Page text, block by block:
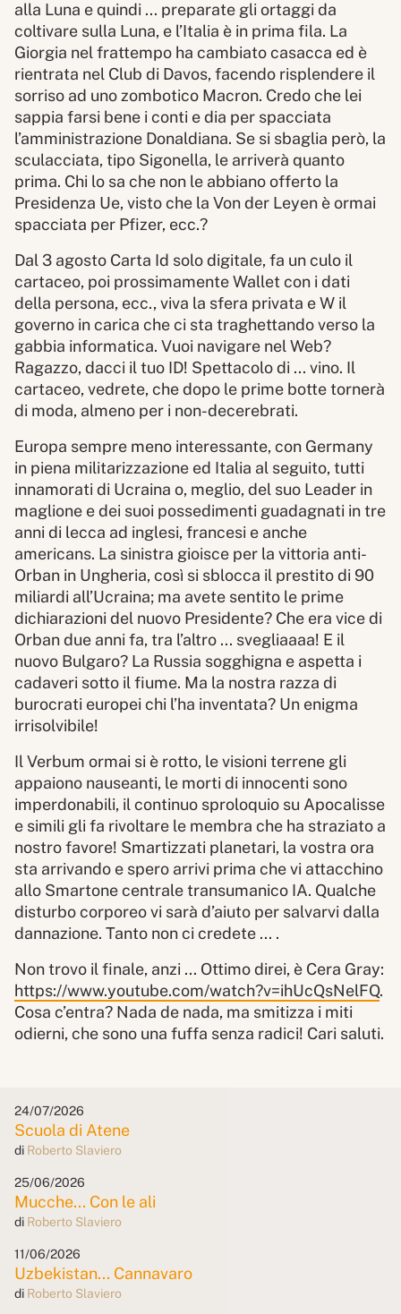
alla Luna e quindi ... preparate gli ortaggi da
coltivare sulla Luna, e l’Italia è in prima fila. La
Giorgia nel frattempo ha cambiato casacca ed è
rientrata nel Club di Davos, facendo risplendere il
sorriso ad uno zombotico Macron. Credo che lei
sappia farsi bene i conti e dia per spacciata
l’amministrazione Donaldiana. Se si sbaglia però, la
sculacciata, tipo Sigonella, le arriverà quanto
prima. Chi lo sa che non le abbiano offerto la
Presidenza Ue, visto che la Von der Leyen è ormai
spacciata per Pfizer, ecc.?
Dal 3 agosto Carta Id solo digitale, fa un culo il
cartaceo, poi prossimamente Wallet con i dati
della persona, ecc., viva la sfera privata e W il
governo in carica che ci sta traghettando verso la
gabbia informatica. Vuoi navigare nel Web?
Ragazzo, dacci il tuo ID! Spettacolo di ... vino. Il
cartaceo, vedrete, che dopo le prime botte tornerà
di moda, almeno per i non-decerebrati.
Europa sempre meno interessante, con Germany
in piena militarizzazione ed Italia al seguito, tutti
innamorati di Ucraina o, meglio, del suo Leader in
maglione e dei suoi possedimenti guadagnati in tre
anni di lecca ad inglesi, francesi e anche
americans. La sinistra gioisce per la vittoria anti-
Orban in Ungheria, così si sblocca il prestito di 90
miliardi all’Ucraina; ma avete sentito le prime
dichiarazioni del nuovo Presidente? Che era vice di
Orban due anni fa, tra l’altro ... svegliaaaa! E il
nuovo Bulgaro? La Russia sogghigna e aspetta i
cadaveri sotto il fiume. Ma la nostra razza di
burocrati europei chi l’ha inventata? Un enigma
irrisolvibile!
Il Verbum ormai si è rotto, le visioni terrene gli
appaiono nauseanti, le morti di innocenti sono
imperdonabili, il continuo sproloquio su Apocalisse
e simili gli fa rivoltare le membra che ha straziato a
nostro favore! Smartizzati planetari, la vostra ora
sta arrivando e spero arrivi prima che vi attacchino
allo Smartone centrale transumanico IA. Qualche
disturbo corporeo vi sarà d’aiuto per salvarvi dalla
dannazione. Tanto non ci credete ... .
Non trovo il finale, anzi ... Ottimo direi, è Cera Gray:
https://www.youtube.com/watch?v=ihUcQsNelFQ.
Cosa c’entra? Nada de nada, ma smitizza i miti
odierni, che sono una fuffa senza radici! Cari saluti.
24/07/2026
Scuola di Atene
di Roberto Slaviero
25/06/2026
Mucche... Con le ali
di Roberto Slaviero
11/06/2026
Uzbekistan... Cannavaro
di Roberto Slaviero